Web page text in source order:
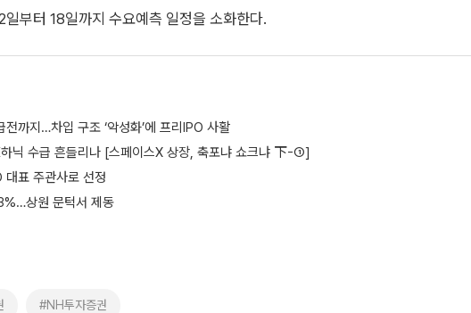
부터 18일까지 수요예측 일정을 소화한다.
전까지…차입 구조 ‘악성화’에 프리IPO 사활
닉 수급 흔들리나 [스페이스X 상장, 축포냐 쇼크냐 下-①]
대표 주관사로 선정
상원 문턱서 제동
#NH투자증권